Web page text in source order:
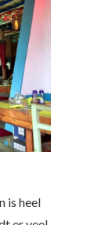
is heel